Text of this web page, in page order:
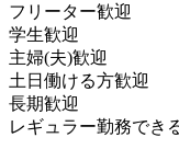
フリーター歓迎
学生歓迎
主婦(夫)歓迎
土日働ける方歓迎
長期歓迎
レギュラー勤務でき